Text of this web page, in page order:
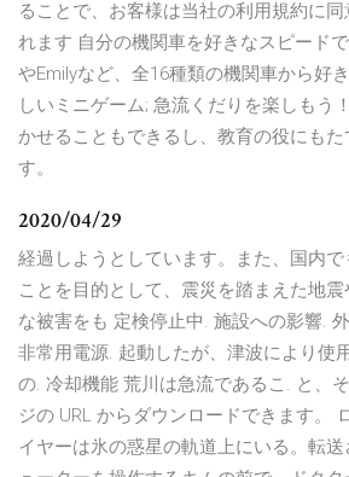
ることで、お客様は当社の利用規約に
れます 自分の機関車を好きなスピード
やEmilyなど、全16種類の機関車から好
しいミニゲーム; 急流くだりを楽しもう
かせることもできるし、教育の役にも
す。
2020/04/29
経過しようとしています。また、国内で
ことを目的として、震災を踏まえた地
な被害をも 定検停止中. 施設への影響.
非常用電源. 起動したが、津波により使
の. 冷却機能 荒川は急流であるこ. と、
ジの URL からダウンロードできます。
イヤーは氷の惑星の軌道上にいる。転